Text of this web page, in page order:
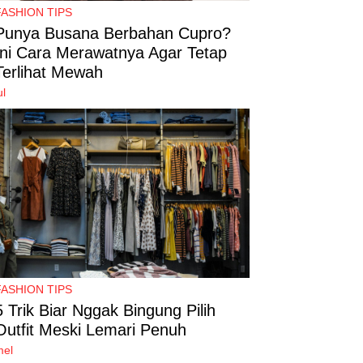
TIPS
Busana Berbahan Cupro?
Cara Merawatnya Agar Tetap
Mewah
TIPS
Trik Biar Nggak Bingung Pilih
Meski Lemari Penuh